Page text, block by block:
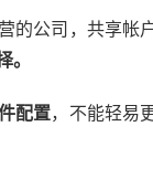
的公司，共享帐
。
配置，不能轻易